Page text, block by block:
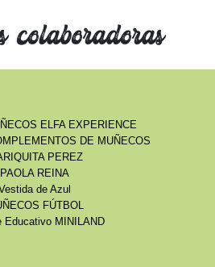
ELFA EXPERIENCE
DE MUÑECOS
PEREZ
PAOLA REINA
de Azul
FÚTBOL
Educativo MINILAND